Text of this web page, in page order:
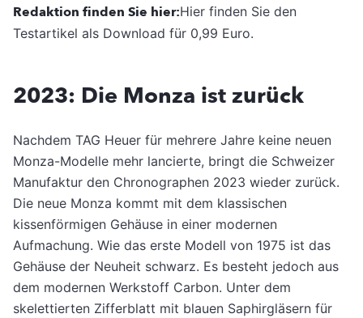
Redaktion finden Sie hier:Hier finden Sie den
Testartikel als Download für 0,99 Euro.
2023: Die Monza ist zurück
Nachdem TAG Heuer für mehrere Jahre keine neuen
Monza-Modelle mehr lancierte, bringt die Schweizer
Manufaktur den Chronographen 2023 wieder zurück.
Die neue Monza kommt mit dem klassischen
kissenförmigen Gehäuse in einer modernen
Aufmachung. Wie das erste Modell von 1975 ist das
Gehäuse der Neuheit schwarz. Es besteht jedoch aus
dem modernen Werkstoff Carbon. Unter dem
skelettierten Zifferblatt mit blauen Saphirgläsern für